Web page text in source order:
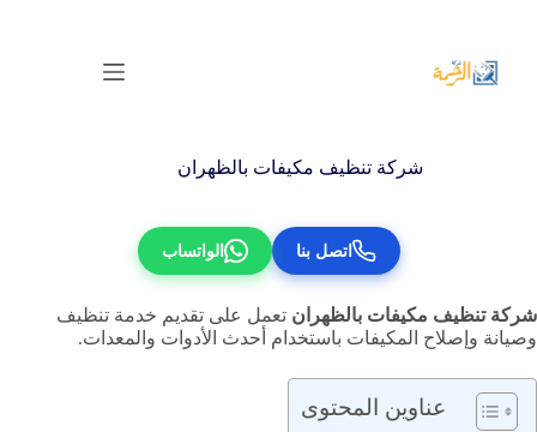
المحتوى
شركة تنظيف مكيفات بالظهران
اتصل بنا الواتساب
شركة تنظيف مكيفات بالظهران تعمل على تقديم خدمة تنظيف
وصيانة وإصلاح المكيفات باستخدام أحدث الأدوات والمعدات.
عناوين المحتوى